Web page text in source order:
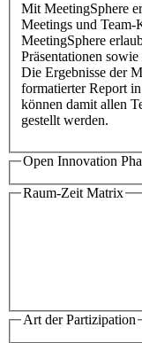
Mit MeetingSphere
Meetings und
MeetingSphere
Präsentationen
Die Ergebnisse der
formatierter Report
können damit allen
gestellt werden.
Open Innovation
Raum-Zeit Matrix
Art der Partizipation